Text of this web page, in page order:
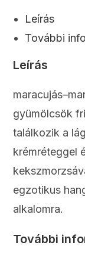
Leírás
További
Leírás
gyümölcsök
találkozik a
krémréteggel
egzotikus
alkalomra.
További